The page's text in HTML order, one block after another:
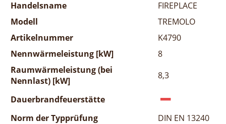
Handelsname
FIREPLACE
Modell
TREMOLO
Artikelnummer
K4790
Nennwärmeleistung [kW]
8
Raumwärmeleistung (bei
Nennlast) [kW]
8,3
Dauerbrandfeuerstätte
Norm der Typprüfung
DIN EN 13240